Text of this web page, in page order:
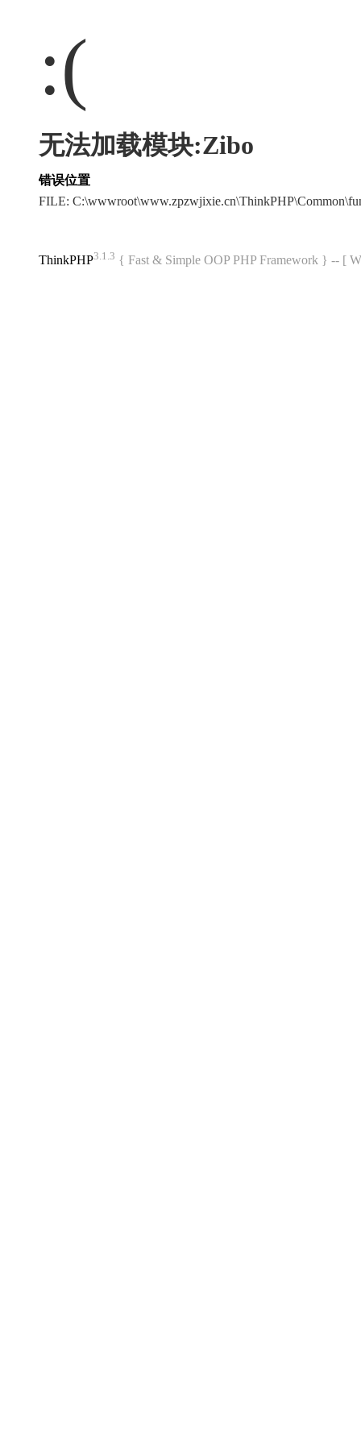
:(
无法加载模块:Zibo
错误位置
FILE:
ThinkPHP3.1.3 { Fast & Simple OOP PHP Framework } -- [